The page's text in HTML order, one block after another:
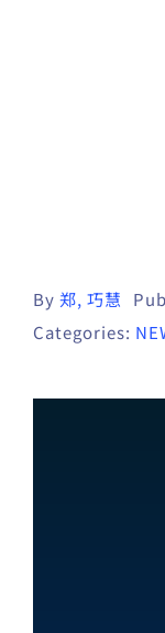
By 郑, 巧慧
Categories: